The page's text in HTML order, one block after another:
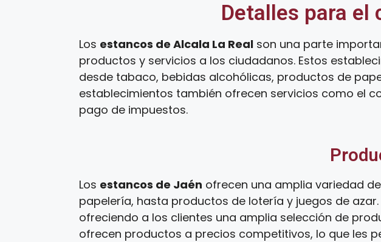
Detalles para el
Los estancos de Alcala La Real son una parte
productos y servicios a los ciudadanos. Estos
desde tabaco, bebidas alcohólicas, productos de
establecimientos también ofrecen servicios como el
pago de impuestos.
Los estancos de Jaén ofrecen una amplia variedad
papelería, hasta productos de lotería y juegos de
ofreciendo a los clientes una amplia selección de
ofrecen productos a precios competitivos, lo que les